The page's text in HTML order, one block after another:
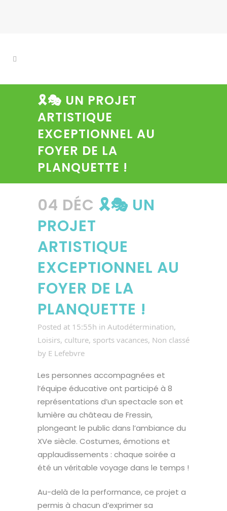
🎗️🎭 UN PROJET
ARTISTIQUE
EXCEPTIONNEL AU
FOYER DE LA
PLANQUETTE !
04 DÉC 🎗️🎭 UN
PROJET
ARTISTIQUE
EXCEPTIONNEL AU
FOYER DE LA
PLANQUETTE !
Posted at 15:55h in Autodétermination,
Loisirs, culture, sports vacances, Non classé
by E Lefebvre
Les personnes accompagnées et
l’équipe éducative ont participé à 8
représentations d’un spectacle son et
lumière au château de Fressin,
plongeant le public dans l’ambiance du
XVe siècle. Costumes, émotions et
applaudissements : chaque soirée a
été un véritable voyage dans le temps !
Au-delà de la performance, ce projet a
permis à chacun d’exprimer sa